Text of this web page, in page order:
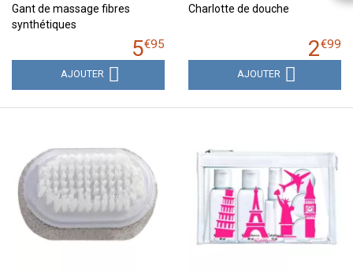
Gant de massage fibres
synthétiques
5€95
AJOUTER
Charlotte de douche
2€99
AJOUTER